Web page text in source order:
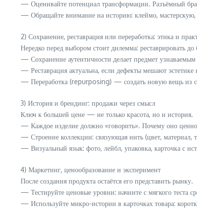
— Оценивайте потенциал трансформации. Разъёмный
— Обращайте внимание на историю: клеймо, мастерскую,
2) Сохранение, реставрация или переработка: этика и
Нередко перед выбором стоит дилемма: реставрировать
— Сохранение аутентичности делает предмет
— Реставрация актуальна, если дефекты мешают
— Переработка (repurposing) — создать новую вещь из
3) История и брендинг: продажи через смысл
Ключ к большей цене — не только красота, но и история.
— Каждое изделие должно «говорить». Почему оно
— Строение коллекции: связующая нить (цвет,
— Визуальный язык: фото, лейбл, упаковка, карточка с
4) Маркетинг, ценообразование и эксперимент
После создания продукта остаётся его представить рынку.
— Тестируйте ценовые уровни: начните с мягкого теста
— Используйте микро-истории в карточках товара: